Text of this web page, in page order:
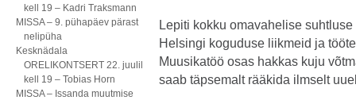
kell 19 – Kadri Traksmann
MISSA – 9. pühapäev pärast
nelipüha
Kesknädala
ORELIKONTSERT 22. juulil
kell 19 – Tobias Horn
MISSA – Issanda muutmise
Lepiti kokku omavahelise
Helsingi koguduse liikmeid ja
Muusikatöö osas hakkas kuju
saab täpsemalt rääkida ilmselt